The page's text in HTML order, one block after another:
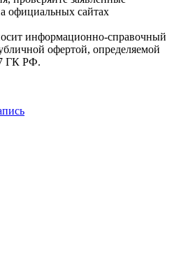
официальных сайтах
информационно-справочный
офертой, определяемой
ГК РФ.